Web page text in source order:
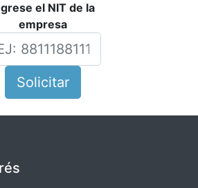
el NIT de la
empresa